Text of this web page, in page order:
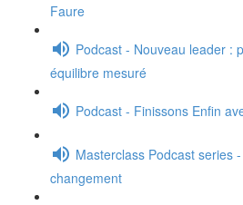
Faure
Podcast - Nouveau leader :
équilibre mesuré
Podcast - Finissons Enfin
Masterclass Podcast series
changement